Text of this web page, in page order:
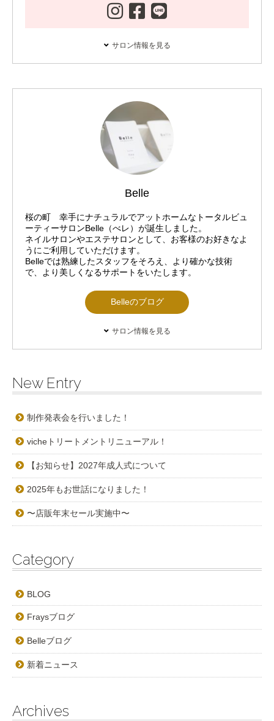
サロン情報を見る
Belle
桜の町 幸手にナチュラルでアットホームなトータルビュ
ーティーサロンBelle（べレ）が誕生しました。
ネイルサロンやエステサロンとして、お客様のお好きなよ
うにご利用していただけます。
Belleでは熟練したスタッフをそろえ、より確かな技術
で、より美しくなるサポートをいたします。
Belleのブログ
サロン情報を見る
New Entry
制作発表会を行いました！
vicheトリートメントリニューアル！
【お知らせ】2027年成人式について
2025年もお世話になりました！
〜店販年末セール実施中〜
Category
BLOG
Fraysブログ
Belleブログ
新着ニュース
Archives